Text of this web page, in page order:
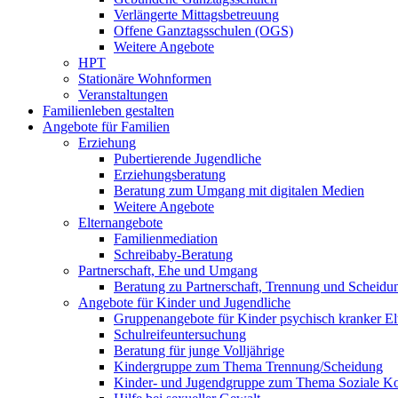
Verlängerte Mittagsbetreuung
Offene Ganztagsschulen (OGS)
Weitere Angebote
HPT
Stationäre Wohnformen
Veranstaltungen
Familienleben gestalten
Angebote für Familien
Erziehung
Pubertierende Jugendliche
Erziehungsberatung
Beratung zum Umgang mit digitalen Medien
Weitere Angebote
Elternangebote
Familienmediation
Schreibaby-Beratung
Partnerschaft, Ehe und Umgang
Beratung zu Partnerschaft, Trennung und
Angebote für Kinder und Jugendliche
Gruppenangebote für Kinder psychisch kranker
Schulreifeuntersuchung
Beratung für junge Volljährige
Kindergruppe zum Thema Trennung/Scheidung
Kinder- und Jugendgruppe zum Thema Soziale